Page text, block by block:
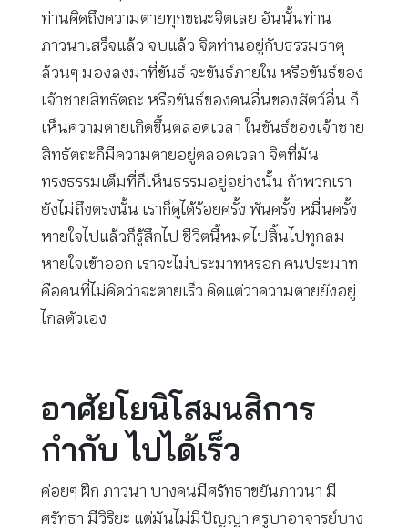
ท่านคิดถึงความตายทุกขณะจิตเลย อันนั้นท่าน
ภาวนาเสร็จแล้ว จบแล้ว จิตท่านอยู่กับธรรมธาตุ
ล้วนๆ มองลงมาที่ขันธ์ จะขันธ์ภายใน หรือขันธ์ของ
เจ้าชายสิทธัตถะ หรือขันธ์ของคนอื่นของสัตว์อื่น ก็
เห็นความตายเกิดขึ้นตลอดเวลา ในขันธ์ของเจ้าชาย
สิทธัตถะก็มีความตายอยู่ตลอดเวลา จิตที่มัน
ทรงธรรมเต็มที่ก็เห็นธรรมอยู่อย่างนั้น ถ้าพวกเรา
ยังไม่ถึงตรงนั้น เราก็ดูได้ร้อยครั้ง พันครั้ง หมื่นครั้ง
หายใจไปแล้วก็รู้สึกไป ชีวิตนี้หมดไปสิ้นไปทุกลม
หายใจเข้าออก เราจะไม่ประมาทหรอก คนประมาท
คือคนที่ไม่คิดว่าจะตายเร็ว คิดแต่ว่าความตายยังอยู่
ไกลตัวเอง
อาศัยโยนิโสมนสิการ
กำกับ ไปได้เร็ว
ค่อยๆ ฝึก ภาวนา บางคนมีศรัทธาขยันภาวนา มี
ศรัทธา มีวิริยะ แต่มันไม่มีปัญญา ครูบาอาจารย์บาง